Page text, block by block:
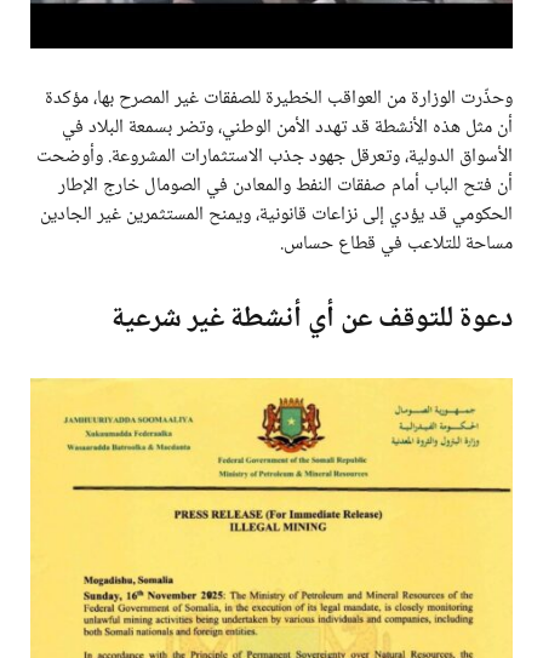
وحذّرت الوزارة من العواقب الخطيرة للصفقات غير المصرح بها، مؤكدة
أن مثل هذه الأنشطة قد تهدد الأمن الوطني، وتضر بسمعة البلاد في
الأسواق الدولية، وتعرقل جهود جذب الاستثمارات المشروعة. وأوضحت
أن فتح الباب أمام صفقات النفط والمعادن في الصومال خارج الإطار
الحكومي قد يؤدي إلى نزاعات قانونية، ويمنح المستثمرين غير الجادين
مساحة للتلاعب في قطاع حساس.
دعوة للتوقف عن أي أنشطة غير شرعية